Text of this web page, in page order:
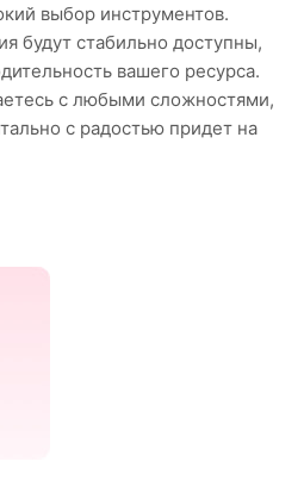
выбор инструментов.
будут стабильно доступны,
вашего ресурса.
с любыми сложностями,
с радостью придет на